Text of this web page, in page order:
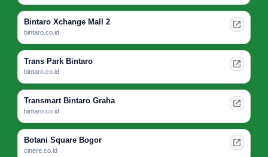
Bintaro Xchange Mall 2
bintaro.co.id
Trans Park Bintaro
bintaro.co.id
Transmart Bintaro Graha
bintaro.co.id
Botani Square Bogor
cinere.co.id